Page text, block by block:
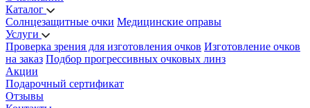
Каталог
Солнцезащитные очки Медицинские оправы
Услуги
Проверка зрения для изготовления очков Изготовление очков
на заказ Подбор прогрессивных очковых линз
Акции
Подарочный сертификат
Отзывы